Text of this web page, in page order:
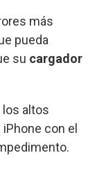
más
pueda
su cargador
los altos
con el